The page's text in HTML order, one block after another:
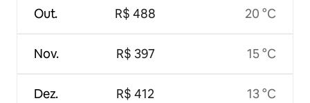
Out.
Nov.
Dez.
R$ 488
R$ 397
R$ 412
20 °C
15 °C
13 °C